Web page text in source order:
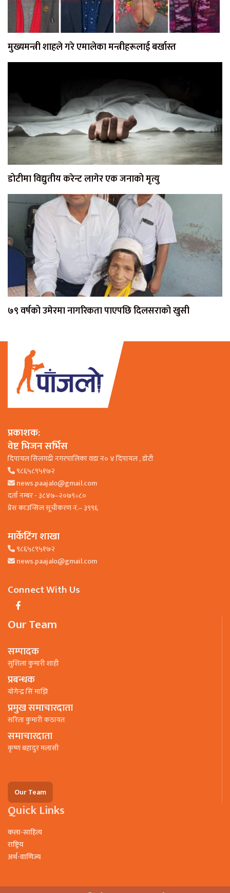
मुख्यमन्त्री शाहले गरे एमालेका मन्त्रीहरूलाई बर्खास्त
डोटीमा विद्युतीय करेन्ट लागेर एक जनाको मृत्यु
७९ वर्षको उमेरमा नागरिकता पाएपछि दिलसराको खुसी
प्रकाशक:
वेष्ट भिजन सर्भिस
दिपायल सिलगढी नगरपालिका वडा न० ४ दिपायल , डाेटी
९८६५८९५१७२
news.paajalo@gmail.com
दर्ता नम्बर - ३८४७–२०७९÷८०
प्रेस काउन्सिल सूचीकरण नं.– ३९९६
मार्केटिंग शाखा
९८६५८९५१७२
news.paajalo@gmail.com
Connect With Us
Our Team
सम्पादक
सुशिला कुमारी शाही
प्रबन्धक
याेगेन्द्र सिं माझि
प्रमुख समाचारदाता
सरिता कुमारी कठायत
समाचारदाता
कृष्ण बहादुर मलासी
Our Team
Quick Links
कला-साहित्य
राष्ट्रिय
अर्थ-वाणिज्य